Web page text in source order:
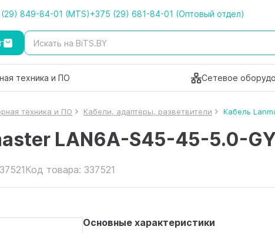
849-84-01 (MTS)+375 (29) 681-84-01 (Оптовый отдел)
техника и ПО Сетевое
техника и ПО Кабели, адаптеры, разветвители Кабель
LAN6A-S45-45-5.0-
Код товара: 337521
Основные характеристики